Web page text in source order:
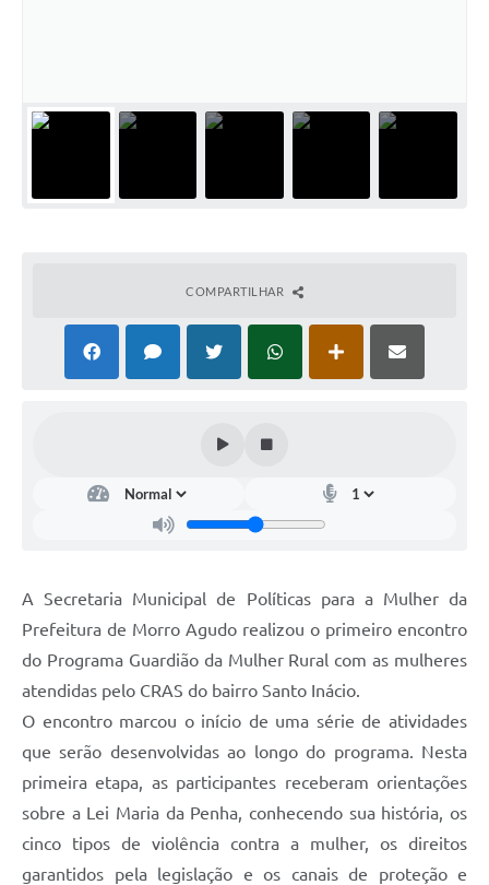
COMPARTILHAR
A Secretaria Municipal de Políticas para a Mulher da
Prefeitura de Morro Agudo realizou o primeiro encontro
do Programa Guardião da Mulher Rural com as mulheres
atendidas pelo CRAS do bairro Santo Inácio.
O encontro marcou o início de uma série de atividades
que serão desenvolvidas ao longo do programa. Nesta
primeira etapa, as participantes receberam orientações
sobre a Lei Maria da Penha, conhecendo sua história, os
cinco tipos de violência contra a mulher, os direitos
garantidos pela legislação e os canais de proteção e